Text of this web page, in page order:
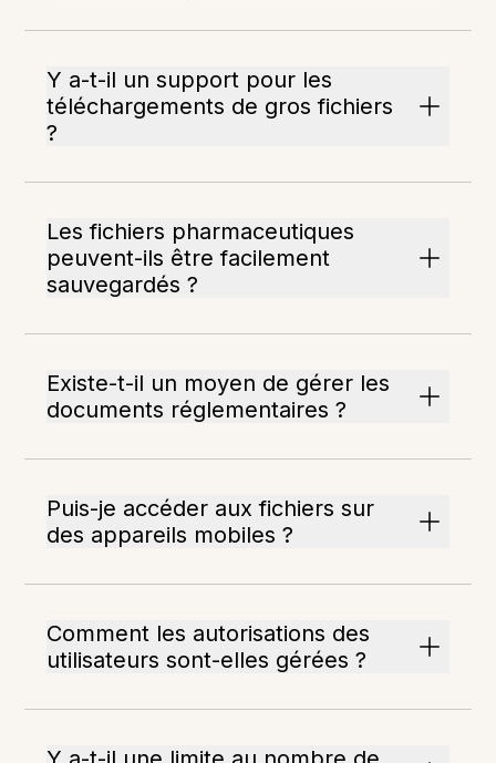
Y a-t-il un support pour les
téléchargements de gros fichiers
?
Les fichiers pharmaceutiques
peuvent-ils être facilement
sauvegardés ?
Existe-t-il un moyen de gérer les
documents réglementaires ?
Puis-je accéder aux fichiers sur
des appareils mobiles ?
Comment les autorisations des
utilisateurs sont-elles gérées ?